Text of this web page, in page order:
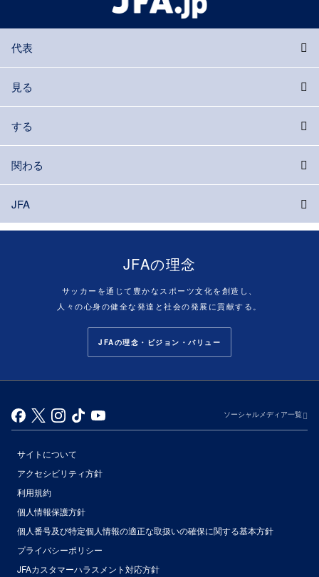
代表
見る
する
関わる
JFA
JFAの理念
サッカーを通じて豊かなスポーツ文化を創造し、
人々の心身の健全な発達と社会の発展に貢献する。
JFAの理念・ビジョン・バリュー
ソーシャルメディア一覧
サイトについて
アクセシビリティ方針
利用規約
個人情報保護方針
個人番号及び特定個人情報の適正な取扱いの確保に関する基本方針
プライバシーポリシー
JFAカスタマーハラスメント対応方針